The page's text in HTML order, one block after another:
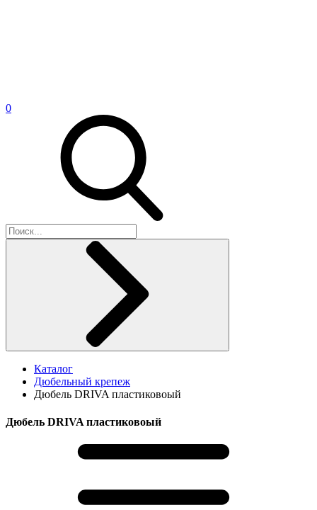
0
Каталог
Дюбельный крепеж
Дюбель DRIVA пластиковоый
Дюбель DRIVA пластиковоый